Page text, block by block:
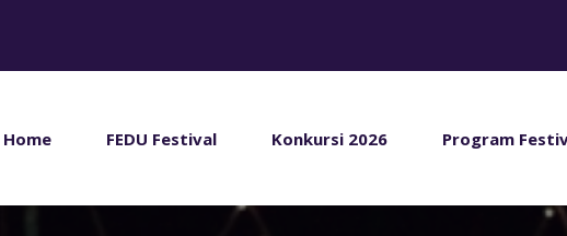
Home FEDU Festival Konkursi 2026 Program